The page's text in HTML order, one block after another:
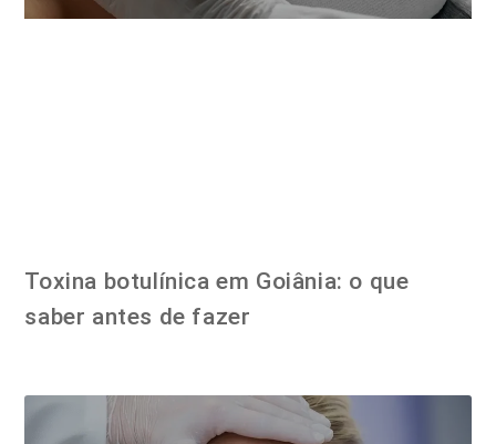
Toxina botulínica em Goiânia: o que
saber antes de fazer